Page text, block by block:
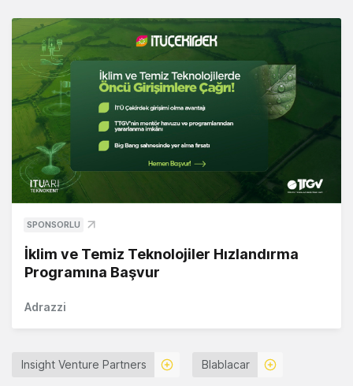
SPONSORLU
İklim ve Temiz Teknolojiler Hızlandırma
Programına Başvur
Adrazzi
Insight Venture Partners Blablacar